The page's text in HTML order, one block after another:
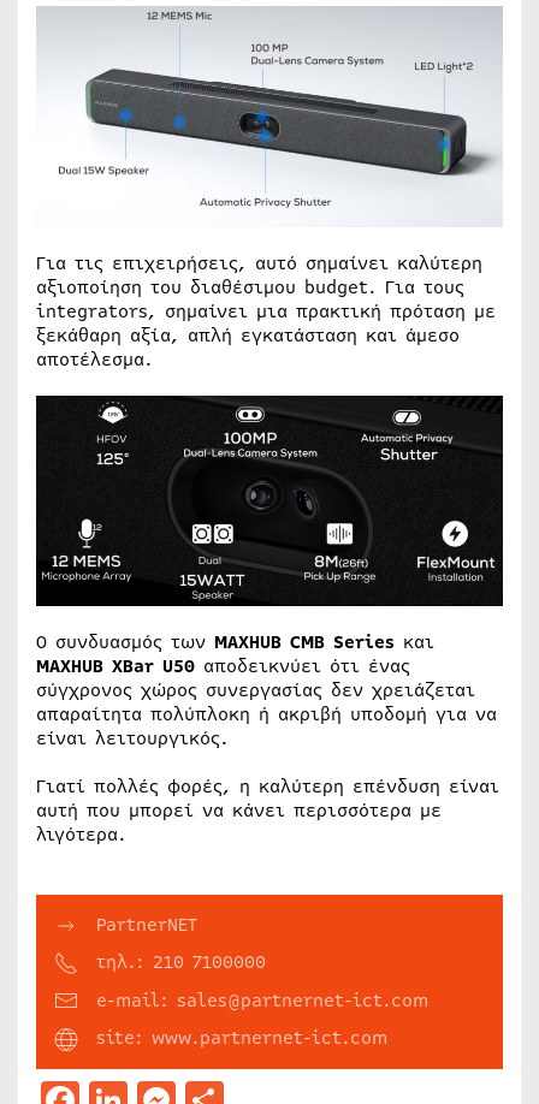
Για τις επιχειρήσεις, αυτό σημαίνει καλύτερη
αξιοποίηση του διαθέσιμου budget. Για τους
integrators, σημαίνει μια πρακτική πρόταση με
ξεκάθαρη αξία, απλή εγκατάσταση και άμεσο
αποτέλεσμα.
Ο συνδυασμός των MAXHUB CMB Series και
MAXHUB XBar U50 αποδεικνύει ότι ένας
σύγχρονος χώρος συνεργασίας δεν χρειάζεται
απαραίτητα πολύπλοκη ή ακριβή υποδομή για να
είναι λειτουργικός.
Γιατί πολλές φορές, η καλύτερη επένδυση είναι
αυτή που μπορεί να κάνει περισσότερα με
λιγότερα.
PartnerNET
τηλ.: 210 7100000
e-mail: sales@partnernet-ict.com
site: www.partnernet-ict.com